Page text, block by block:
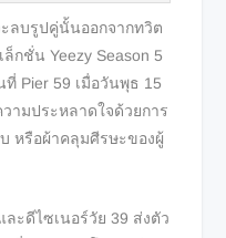
ปคู่นั้นออกจากทวิต
กชั่น Yeezy Season 5
Pier 59 เมื่อวันพุธ 15
ามประหลาดใจด้วยการ
หรือผ้าคลุมศีรษะของผู้
ไซเนอร์วัย 39 ส่งตัว